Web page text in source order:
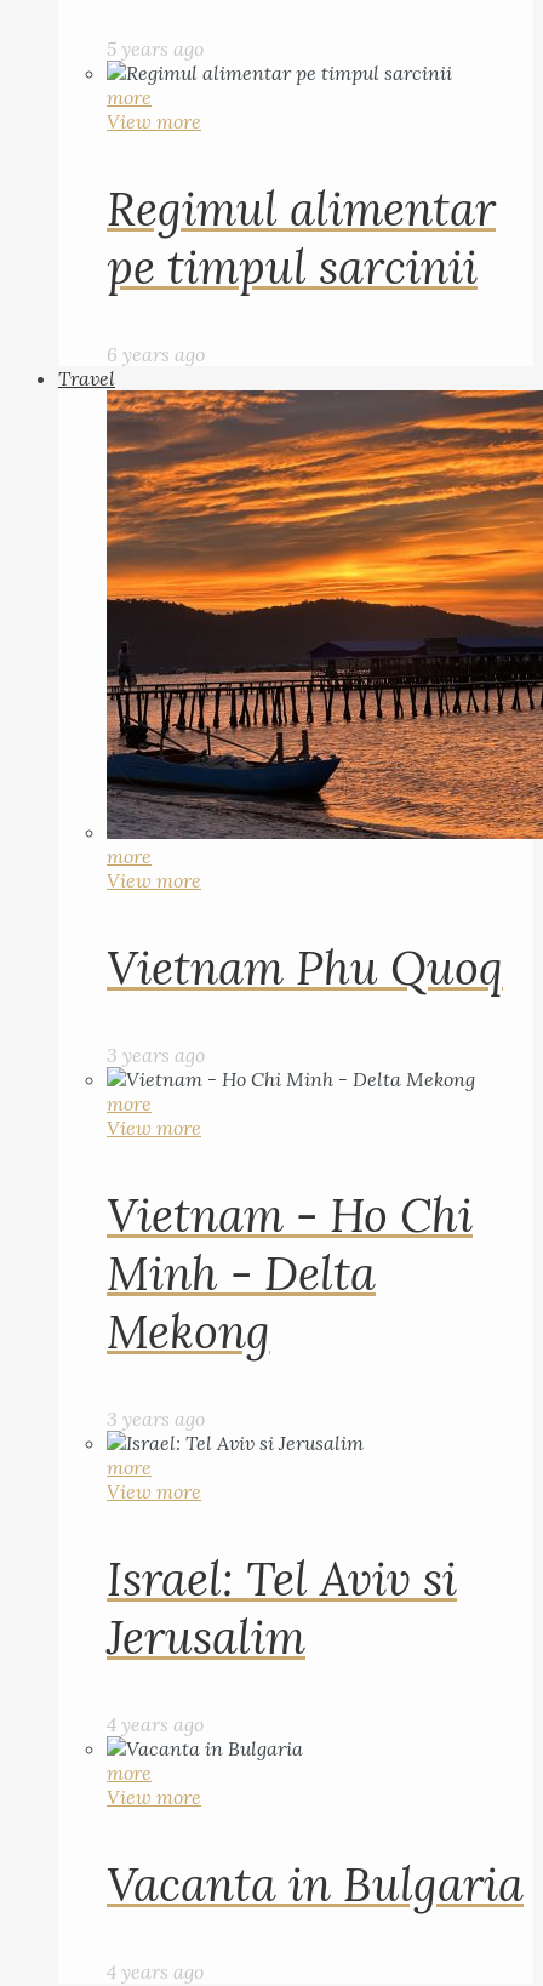
5 years ago
more
View more
Regimul alimentar
pe timpul sarcinii
6 years ago
Travel
more
View more
Vietnam Phu Quoq
3 years ago
more
View more
Vietnam - Ho Chi
Minh - Delta
Mekong
3 years ago
more
View more
Israel: Tel Aviv si
Jerusalim
4 years ago
more
View more
Vacanta in Bulgaria
4 years ago